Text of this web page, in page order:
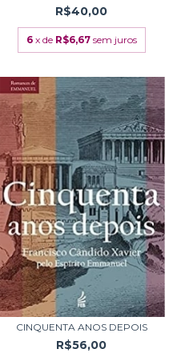
R$40,00
6 x de R$6,67 sem juros
CINQUENTA ANOS DEPOIS
R$56,00